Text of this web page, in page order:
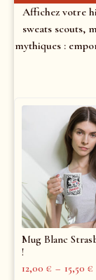
Affichez votre
sweats scouts,
mythiques :
Mug Blanc
!
12,00 € – 15,50 €